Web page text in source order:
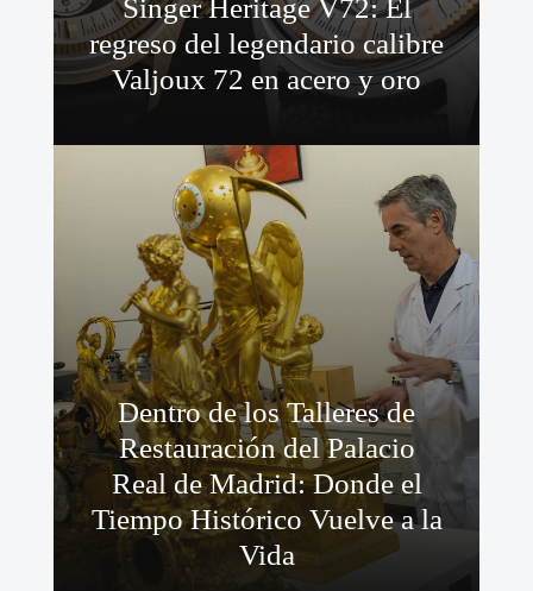
Singer Heritage V72: El
regreso del legendario calibre
Valjoux 72 en acero y oro
Dentro de los Talleres de
Restauración del Palacio
Real de Madrid: Donde el
Tiempo Histórico Vuelve a la
Vida